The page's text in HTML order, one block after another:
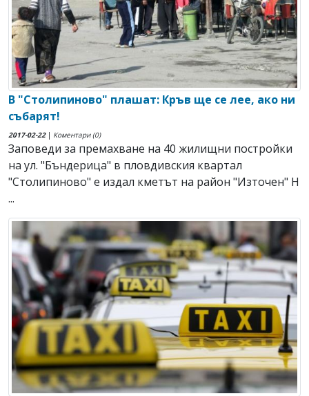
В "Столипиново" плашат: Кръв ще се лее, ако ни
събарят!
2017-02-22| Коментари (0)
Заповеди за премахване на 40 жилищни постройки
на ул. "Бъндерица" в пловдивския квартал
"Столипиново" е издал кметът на район "Източен" Н
...